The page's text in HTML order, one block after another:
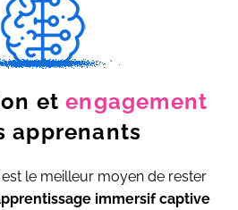
etengagement
apprenants
le meilleur moyen de rester
immersif captive